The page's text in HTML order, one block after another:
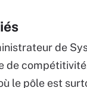
de
de
le pôle est